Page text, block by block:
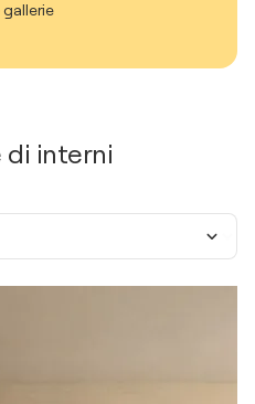
gallerie
di interni